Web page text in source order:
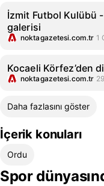
İzmit Futbol Kulübü
galerisi
noktagazetesi.com.tr 1
Kocaeli Körfez’den
noktagazetesi.com.tr
Daha fazlasını göster
İçerik konuları
Ordu
Spor